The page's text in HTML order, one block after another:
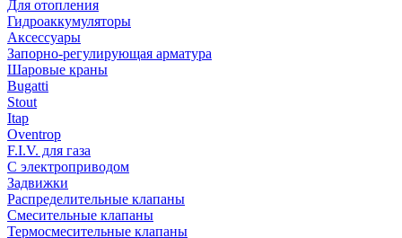
Для отопления
Гидроаккумуляторы
Аксессуары
Запорно-регулирующая арматура
Шаровые краны
Bugatti
Stout
Itap
Oventrop
F.I.V. для газа
С электроприводом
Задвижки
Распределительные клапаны
Cмесительные клапаны
Термосмесительные клапаны